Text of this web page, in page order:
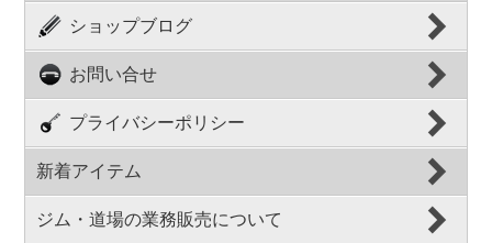
ショップブログ
お問い合せ
プライバシーポリシー
新着アイテム
ジム・道場の業務販売について